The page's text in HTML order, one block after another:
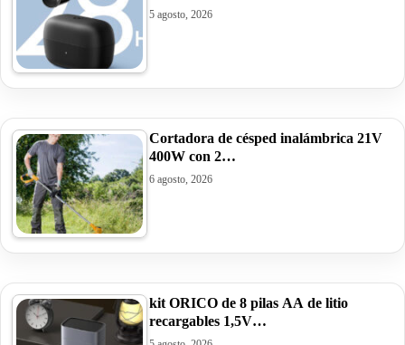
5 agosto, 2026
Cortadora de césped inalámbrica 21V
400W con 2…
6 agosto, 2026
kit ORICO de 8 pilas AA de litio
recargables 1,5V…